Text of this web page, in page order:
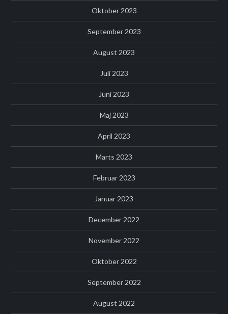
Oktober 2023
September 2023
August 2023
Juli 2023
Juni 2023
Maj 2023
April 2023
Marts 2023
Februar 2023
Januar 2023
December 2022
November 2022
Oktober 2022
September 2022
August 2022